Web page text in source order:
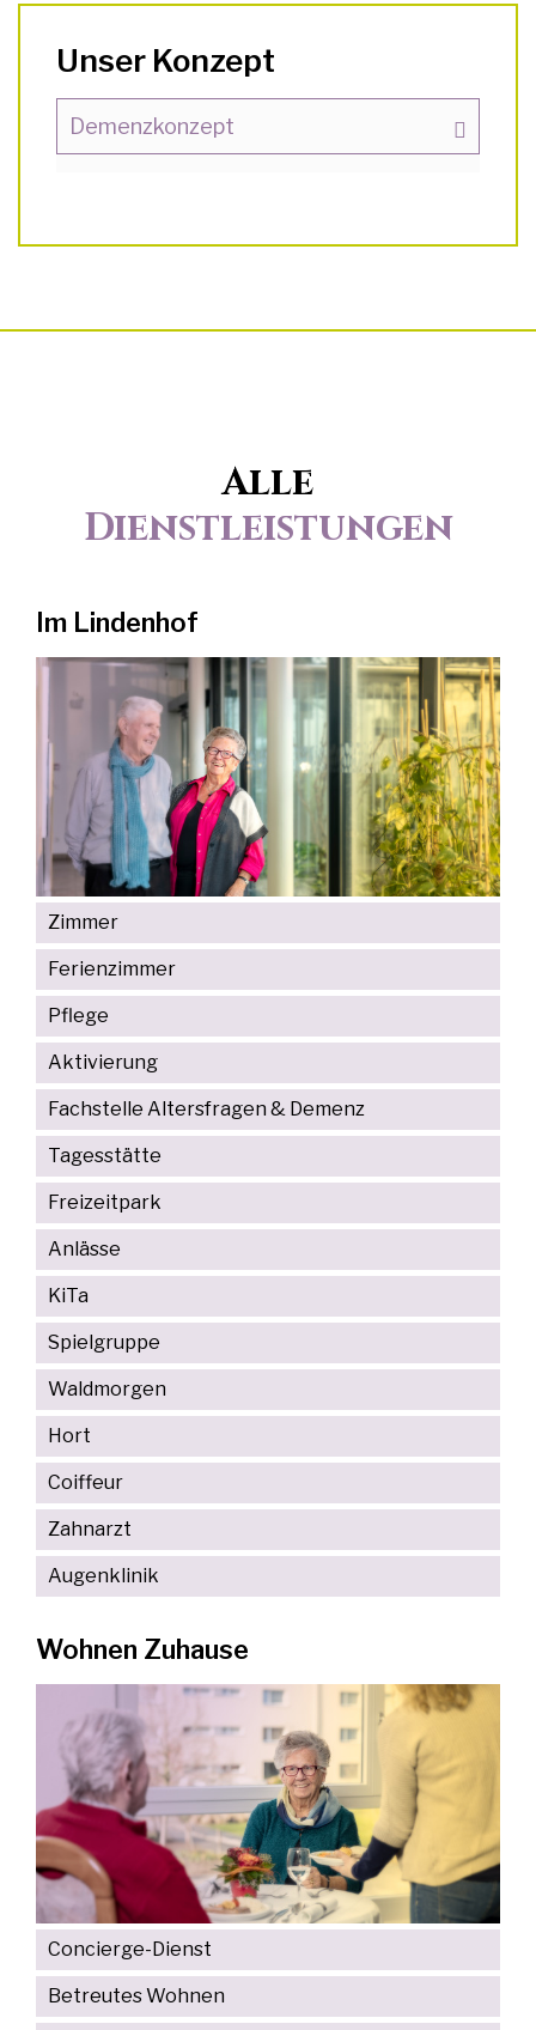
Unser Konzept
Demenzkonzept
Alle
Dienstleistungen
Im Lindenhof
Zimmer
Ferienzimmer
Pflege
Aktivierung
Fachstelle Altersfragen & Demenz
Tagesstätte
Freizeitpark
Anlässe
KiTa
Spielgruppe
Waldmorgen
Hort
Coiffeur
Zahnarzt
Augenklinik
Wohnen Zuhause
Concierge-Dienst
Betreutes Wohnen